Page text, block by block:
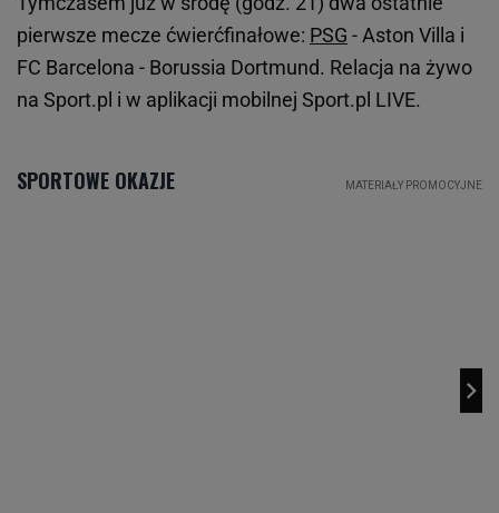
pierwsze mecze ćwierćfinałowe: PSG - Aston Villa i
FC Barcelona - Borussia Dortmund. Relacja na żywo
na Sport.pl i w aplikacji mobilnej Sport.pl LIVE.